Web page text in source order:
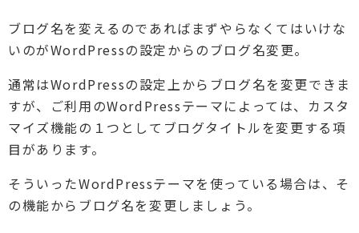
ブログ名を変えるのであればまずやらなくてはいけな
いのがWordPressの設定からのブログ名変更。
通常はWordPressの設定上からブログ名を変更できま
すが、ご利用のWordPressテーマによっては、カスタ
マイズ機能の１つとしてブログタイトルを変更する項
目があります。
そういったWordPressテーマを使っている場合は、そ
の機能からブログ名を変更しましょう。